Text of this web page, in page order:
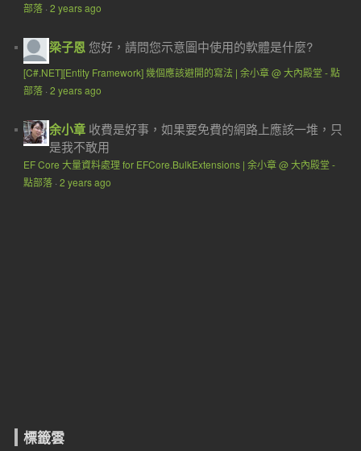
部落· 2 years ago
梁子恩 您好，請問您示意圖中使用的軟體是什麼?
[C#.NET][Entity Framework] 幾個應該避開的寫法 | 余小章 @ 大內殿堂 - 點
部落· 2 years ago
余小章 收費是好事，如果要免費的網路上應該一堆，只
是我不敢用
EF Core 大量資料處理 for EFCore.BulkExtensions | 余小章 @ 大內殿堂 -
點部落· 2 years ago
標籤雲